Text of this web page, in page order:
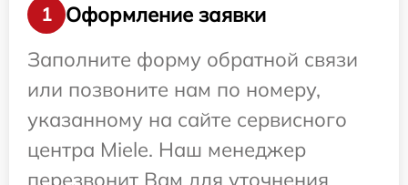
1
Оформление заявки
Заполните форму обратной связи
или позвоните нам по номеру,
указанному на сайте сервисного
центра Miele. Наш менеджер
перезвонит Вам для уточнения